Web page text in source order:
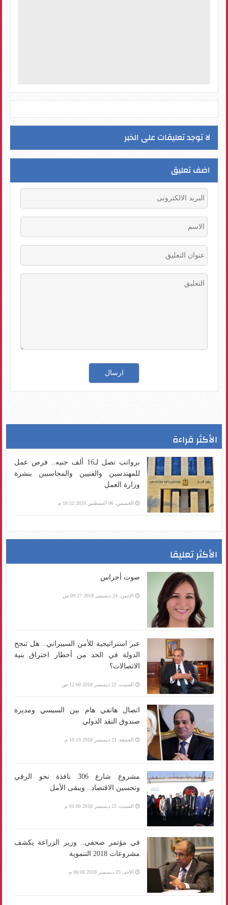
لا توجد تعليقات على الخبر
اضف تعليق
الأكثر قراءة
برواتب تصل لـ16 ألف جنيه.. فرص عمل
للمهندسين والفنيين والمحاسبين بنشرة
وزارة العمل
الخميس، 06 أغسطس 2026 10:52 م
الأكثر تعليقا
صوت أجراس
الإثنين، 24 ديسمبر 2018 09:27 ص
عبر استراتيجية للأمن السيبراني.. هل تنجح
الدولة في الحد من أخطار اختراق بنية
الاتصالات؟
السبت، 22 ديسمبر 2018 12:00 ص
اتصال هاتفي هام بين السيسي ومديرة
صندوق النقد الدولي
الجمعة، 21 ديسمبر 2018 10:19 م
مشروع شارع 306 نافذة نحو الرقي
وتحسين الاقتصاد.. ويبقى الأمل
السبت، 22 ديسمبر 2018 01:00 م
في مؤتمر صحفي.. وزير الزراعة يكشف
مشروعات 2018 التنموية
الأحد، 23 ديسمبر 2018 06:00 م